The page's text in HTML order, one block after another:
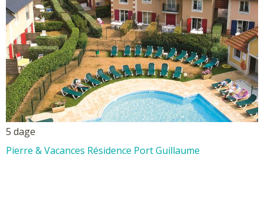
5 dage
Pierre & Vacances Résidence Port Guillaume